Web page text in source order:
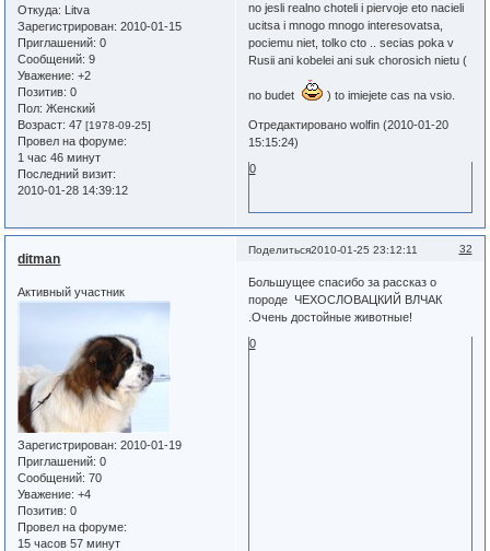
Откуда: Litva
Зарегистрирован: 2010-01-15
Приглашений: 0
Сообщений: 9
Уважение: +2
Позитив: 0
Пол: Женский
Возраст: 47[1978-09-25]
Провел на форуме:
1 час 46 минут
Последний визит:
2010-01-28 14:39:12
no jesli realno choteli i piervoje eto nacieli
ucitsa i mnogo mnogo interesovatsa,
pociemu niet, tolko cto .. secias poka v
Rusii ani kobelei ani suk chorosich nietu (
no budet ) to imiejete cas na vsio.
Отредактировано wolfin (2010-01-20
15:15:24)
0
Поделиться 32
2010-01-25 23:12:11
ditman
Активный участник
Зарегистрирован: 2010-01-19
Приглашений: 0
Сообщений: 70
Уважение: +4
Позитив: 0
Провел на форуме:
15 часов 57 минут
Большущее спасибо за рассказ о
породе ЧЕХОСЛОВАЦКИЙ ВЛЧАК
.Очень достойные животные!
0